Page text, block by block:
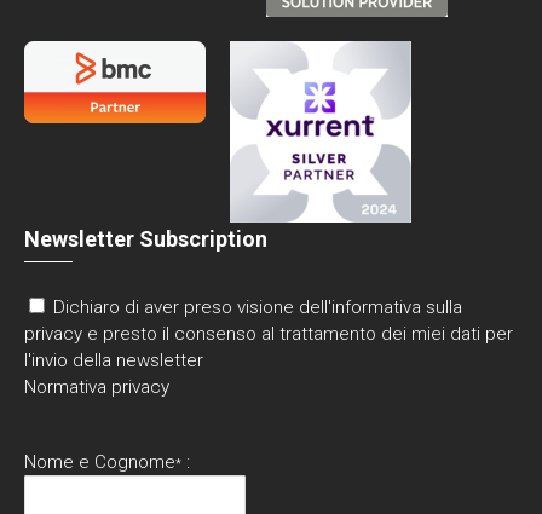
Newsletter Subscription
Dichiaro di aver preso visione dell'informativa sulla
privacy e presto il consenso al trattamento dei miei dati per
l'invio della newsletter
Normativa privacy
Nome e Cognome* :